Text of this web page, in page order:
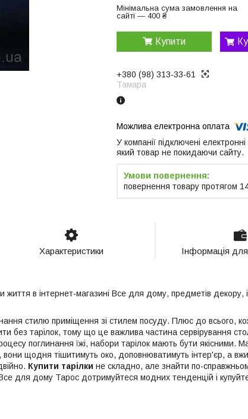
Мінімальна сума замовлення на
сайті — 400 ₴
Купити
+380 (98) 313-33-61
Тамара
У компанії підключені
який товар не покидаючи сайту.
повернення товару протягом
Характеристики Інформація
життя в інтернет-магазині Все для дому, предметів декору,
стилю приміщення зі стилем посуду. Плюс до всього,
без тарілок, тому що це важлива частина сервірування
поглинання їжі, набори тарілок мають бути якісними.
вони щодня тішитимуть око, доповнюватимуть інтер'єр, а
Купити тарілки не складно, але знайти по-
для дому Тарос дотримуйтеся модних тенденцій і купуйте